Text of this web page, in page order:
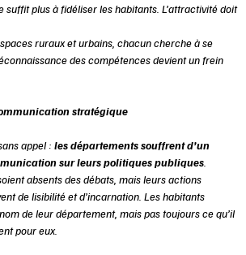
plus à fidéliser les habitants. L’attractivité doit
ruraux et urbains, chacun cherche à se
des compétences devient un frein
stratégique
appel : les départements souffrent d’un
sur leurs politiques publiques
absents des débats, mais leurs actions
de lisibilité et d’incarnation. Les habitants
de leur département, mais pas toujours ce qu’il
pour eux.